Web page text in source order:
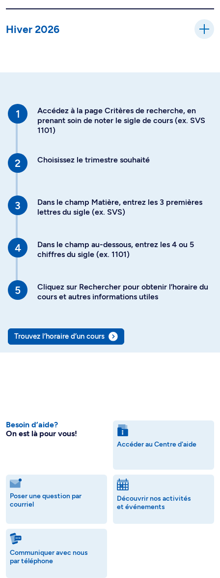
Hiver 2026
Accédez à la page Critères de recherche, en
prenant soin de noter le sigle de cours (ex. SVS
1101)
Choisissez le trimestre souhaité
Dans le champ Matière, entrez les 3 premières
lettres du sigle (ex. SVS)
Dans le champ au-dessous, entrez les 4 ou 5
chiffres du sigle (ex. 1101)
Cliquez sur Rechercher pour obtenir l’horaire du
cours et autres informations utiles
Trouvez l’horaire d’un cours
Besoin d’aide?
On est là pour vous!
Accéder au Centre d'aide
Poser une question par
courriel
Découvrir nos activités
et événements
Communiquer avec nous
par téléphone